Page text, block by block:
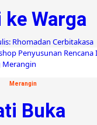
Warga
Rhomadan Cerbitakasa
Merangin
Buka